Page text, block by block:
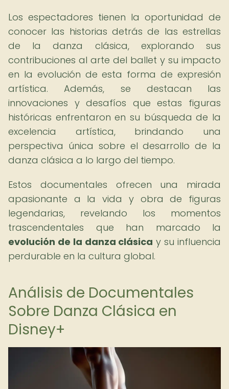
Los espectadores tienen la oportunidad de
conocer las historias detrás de las estrellas
de la danza clásica, explorando sus
contribuciones al arte del ballet y su impacto
en la evolución de esta forma de expresión
artística. Además, se destacan las
innovaciones y desafíos que estas figuras
históricas enfrentaron en su búsqueda de la
excelencia artística, brindando una
perspectiva única sobre el desarrollo de la
danza clásica a lo largo del tiempo.
Estos documentales ofrecen una mirada
apasionante a la vida y obra de figuras
legendarias, revelando los momentos
trascendentales que han marcado la
evolución de la danza clásica y su influencia
perdurable en la cultura global.
Análisis de Documentales
Sobre Danza Clásica en
Disney+